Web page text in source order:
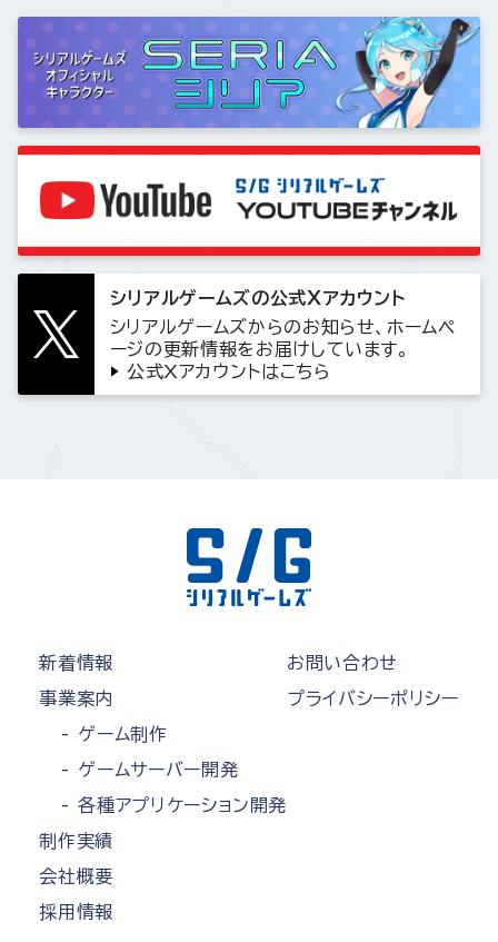
シリアルゲームズの公式Xアカウント
シリアルゲームズからのお知らせ、ホームペ
ージの更新情報をお届けしています。
公式Xアカウントはこちら
新着情報
事業案内
ゲーム制作
ゲームサーバー開発
各種アプリケーション開発
制作実績
会社概要
採用情報
お問い合わせ
プライバシーポリシー